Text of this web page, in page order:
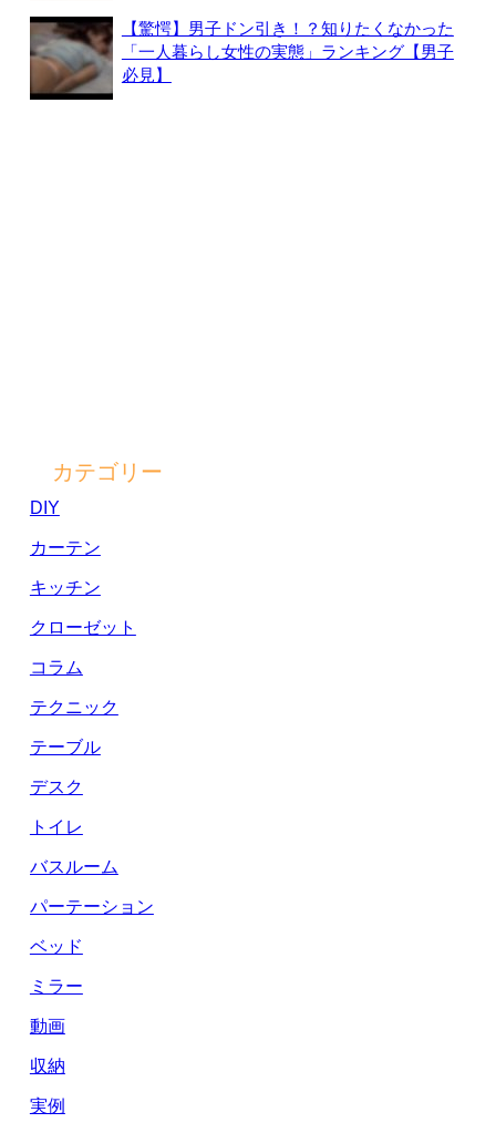
【驚愕】男子ドン引き！？知りたくなかった
「一人暮らし女性の実態」ランキング【男子
必見】
カテゴリー
DIY
カーテン
キッチン
クローゼット
コラム
テクニック
テーブル
デスク
トイレ
バスルーム
パーテーション
ベッド
ミラー
動画
収納
実例